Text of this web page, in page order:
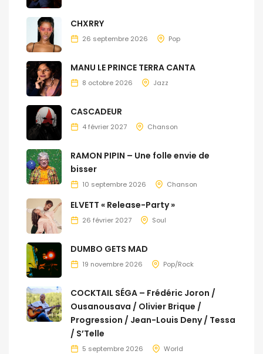
CHXRRY
26 septembre 2026 Pop
MANU LE PRINCE TERRA CANTA
8 octobre 2026 Jazz
CASCADEUR
4 février 2027 Chanson
RAMON PIPIN – Une folle envie de
bisser
10 septembre 2026 Chanson
ELVETT « Release-Party »
26 février 2027 Soul
DUMBO GETS MAD
19 novembre 2026 Pop/Rock
COCKTAIL SÉGA – Frédéric Joron /
Ousanousava / Olivier Brique /
Progression / Jean-Louis Deny / Tessa
/ S’Telle
5 septembre 2026 World